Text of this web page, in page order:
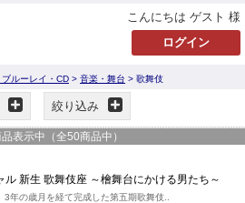
こんにちは ゲスト 様
ルーレイ・CD > 音楽・舞台 > 歌舞伎
絞り込み
表示中（全50商品中）
ル 新生 歌舞伎座 ～檜舞台にかける男たち～
年の歳月を経て完成した第五期歌舞伎..